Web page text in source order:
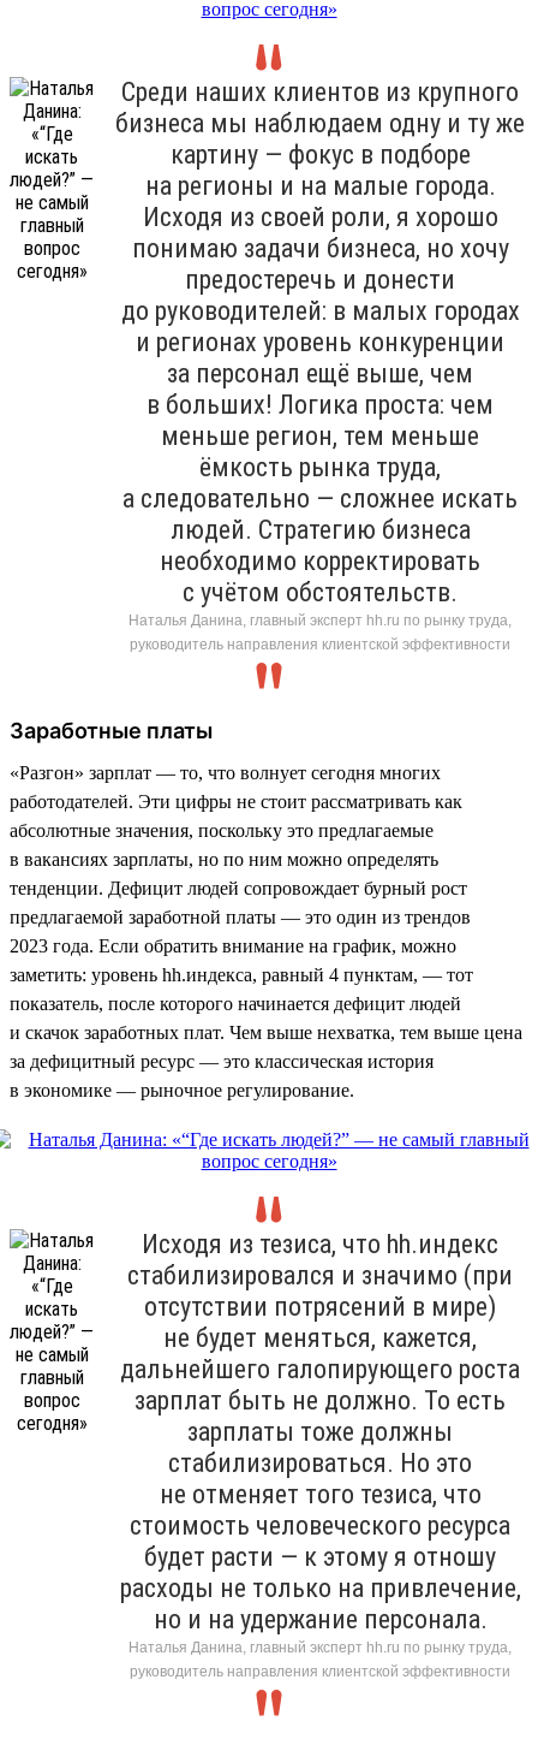
Среди наших клиентов из крупного
бизнеса мы наблюдаем одну и ту же
картину — фокус в подборе
на регионы и на малые города.
Исходя из своей роли, я хорошо
понимаю задачи бизнеса, но хочу
предостеречь и донести
до руководителей: в малых городах
и регионах уровень конкуренции
за персонал ещё выше, чем
в больших! Логика проста: чем
меньше регион, тем меньше
ёмкость рынка труда,
а следовательно — сложнее искать
людей. Стратегию бизнеса
необходимо корректировать
с учётом обстоятельств.
Наталья Данина, главный эксперт hh.ru по рынку труда,
руководитель направления клиентской эффективности
Заработные платы
«Разгон» зарплат — то, что волнует сегодня многих
работодателей. Эти цифры не стоит рассматривать как
абсолютные значения, поскольку это предлагаемые
в вакансиях зарплаты, но по ним можно определять
тенденции. Дефицит людей сопровождает бурный рост
предлагаемой заработной платы — это один из трендов
2023 года. Если обратить внимание на график, можно
заметить: уровень hh.индекса, равный 4 пунктам, — тот
показатель, после которого начинается дефицит людей
и скачок заработных плат. Чем выше нехватка, тем выше цена
за дефицитный ресурс — это классическая история
в экономике — рыночное регулирование.
Исходя из тезиса, что hh.индекс
стабилизировался и значимо (при
отсутствии потрясений в мире)
не будет меняться, кажется,
дальнейшего галопирующего роста
зарплат быть не должно. То есть
зарплаты тоже должны
стабилизироваться. Но это
не отменяет того тезиса, что
стоимость человеческого ресурса
будет расти — к этому я отношу
расходы не только на привлечение,
но и на удержание персонала.
Наталья Данина, главный эксперт hh.ru по рынку труда,
руководитель направления клиентской эффективности